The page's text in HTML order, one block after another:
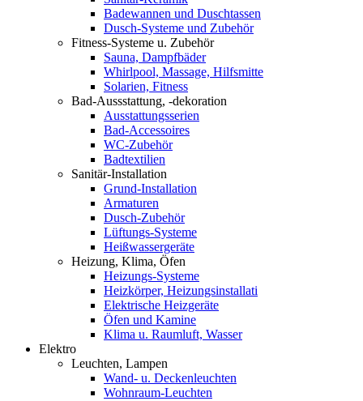
Badewannen und Duschtassen
Dusch-Systeme und Zubehör
Fitness-Systeme u. Zubehör
Sauna, Dampfbäder
Whirlpool, Massage, Hilfsmitte
Solarien, Fitness
Bad-Aussstattung, -dekoration
Ausstattungsserien
Bad-Accessoires
WC-Zubehör
Badtextilien
Sanitär-Installation
Grund-Installation
Armaturen
Dusch-Zubehör
Lüftungs-Systeme
Heißwassergeräte
Heizung, Klima, Öfen
Heizungs-Systeme
Heizkörper, Heizungsinstallati
Elektrische Heizgeräte
Öfen und Kamine
Klima u. Raumluft, Wasser
Elektro
Leuchten, Lampen
Wand- u. Deckenleuchten
Wohnraum-Leuchten